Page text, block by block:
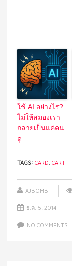
ใช้ AI อย่างไร?
ไม่ให้สมองเรา
กลายเป็นแค่คน
ดู
TAGS: CARD CART
AJBOMB
ธ.ค. 5, 2014
NO COMMENTS